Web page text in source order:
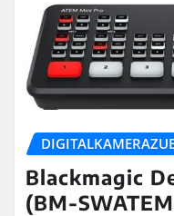
Blackmagic
(BM-